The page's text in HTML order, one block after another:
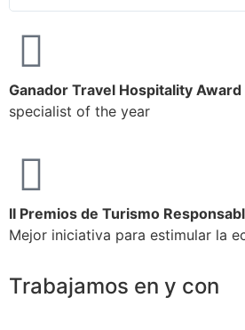
Ganador Travel Hospitality Award
specialist of the year
II Premios de Turismo
Mejor iniciativa para estimular la
Trabajamos en y con